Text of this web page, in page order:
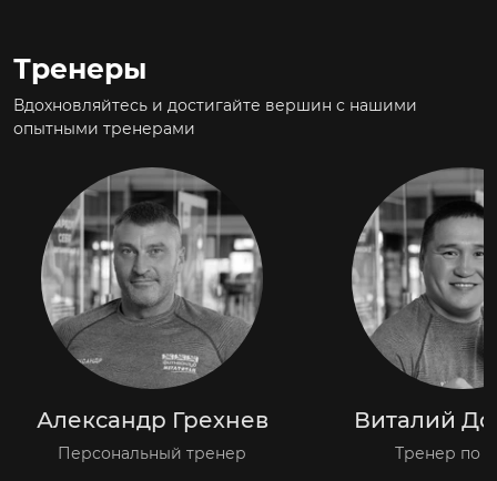
Тренеры
Вдохновляйтесь и достигайте вершин с нашими
опытными тренерами
Александр Грехнев
Персональный тренер
Виталий
Тренер по